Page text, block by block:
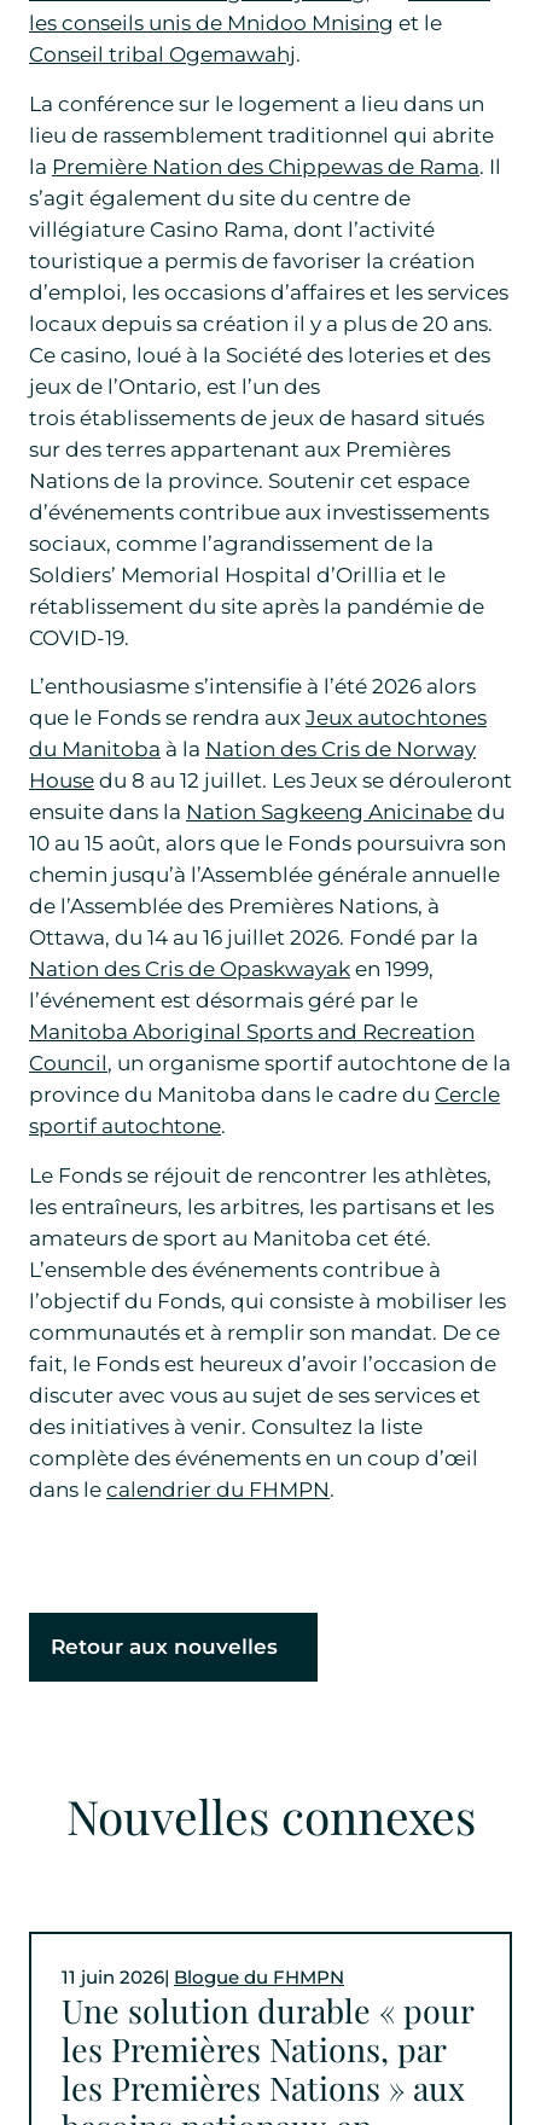
les conseils unis de Mnidoo Mnising et le
Conseil tribal Ogemawahj.
La conférence sur le logement a lieu dans un
lieu de rassemblement traditionnel qui abrite
la Première Nation des Chippewas de Rama. Il
s’agit également du site du centre de
villégiature Casino Rama, dont l’activité
touristique a permis de favoriser la création
d’emploi, les occasions d’affaires et les services
locaux depuis sa création il y a plus de 20 ans.
Ce casino, loué à la Société des loteries et des
jeux de l’Ontario, est l’un des
trois établissements de jeux de hasard situés
sur des terres appartenant aux Premières
Nations de la province. Soutenir cet espace
d’événements contribue aux investissements
sociaux, comme l’agrandissement de la
Soldiers’ Memorial Hospital d’Orillia et le
rétablissement du site après la pandémie de
COVID-19.
L’enthousiasme s’intensifie à l’été 2026 alors
que le Fonds se rendra auxJeux autochtones
du Manitoba à la Nation des Cris de Norway
Housedu 8 au 12 juillet. Les Jeux se dérouleront
ensuite dans la Nation Sagkeeng Anicinabedu
10 au 15 août, alors que le Fonds poursuivra son
chemin jusqu’à l’Assemblée générale annuelle
de l’Assemblée des Premières Nations, à
Ottawa, du 14 au 16 juillet 2026. Fondé par la
Nation des Cris de Opaskwayaken 1999,
l’événement est désormais géré par le
Manitoba Aboriginal Sports and Recreation
Council, un organisme sportif autochtone de la
province du Manitoba dans le cadre du Cercle
sportif autochtone.
Le Fonds se réjouit de rencontrer les athlètes,
les entraîneurs, les arbitres, les partisans et les
amateurs de sport au Manitoba cet été.
L’ensemble des événements contribue à
l’objectif du Fonds, qui consiste à mobiliser les
communautés et à remplir son mandat. De ce
fait, le Fonds est heureux d’avoir l’occasion de
discuter avec vous au sujet de ses services et
des initiatives à venir. Consultez la liste
complète des événements en un coup d’œil
dans lecalendrier du FHMPN.
Retour aux nouvelles
Nouvelles connexes
11 juin 2026| Blogue du FHMPN
Une solution durable « pour
les Premières Nations, par
les Premières Nations » aux